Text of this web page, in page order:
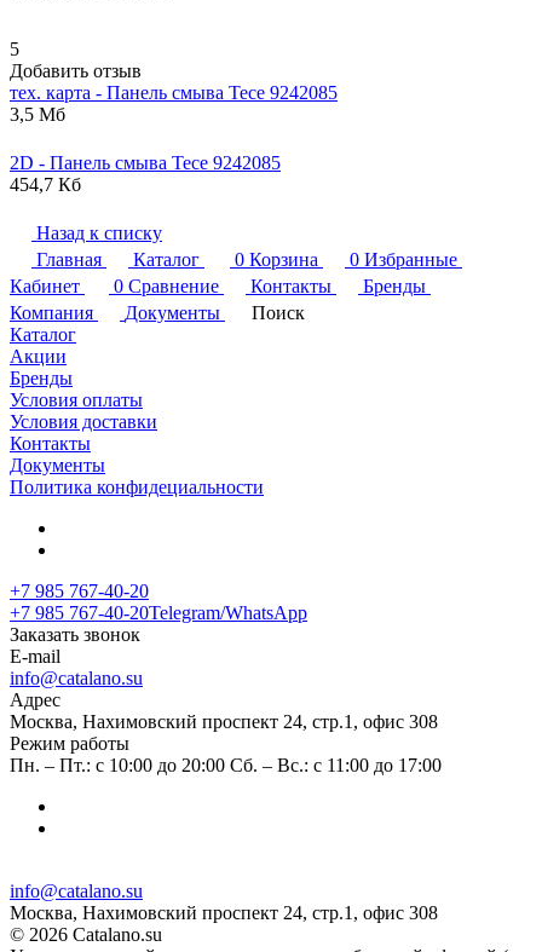
5
Добавить отзыв
тех. карта - Панель смыва Tece 9242085
3,5 Мб
2D - Панель смыва Tece 9242085
454,7 Кб
Назад к списку
Главная
Каталог 0 Корзина 0 Избранные
Кабинет
0 Сравнение Контакты
Бренды
Компания
Документы
Поиск
Каталог
Акции
Бренды
Условия оплаты
Условия доставки
Контакты
Документы
Политика конфидециальности
+7 985 767-40-20
+7 985 767-40-20Telegram/WhatsApp
Заказать звонок
E-mail
info@catalano.su
Адрес
Москва, Нахимовский проспект 24, стр.1, офис 308
Режим работы
Пн. – Пт.: с 10:00 до 20:00 Сб. – Вс.: с 11:00 до 17:00
info@catalano.su
Москва, Нахимовский проспект 24, стр.1, офис 308
© 2026 Catalano.su